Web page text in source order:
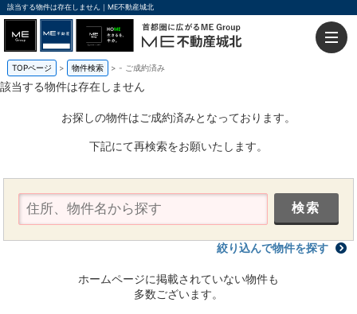
該当する物件は存在しません｜ME不動産城北
TOPページ 物件検索 - ご成約済み
該当する物件は存在しません
お探しの物件はご成約済みとなっております。
下記にて再検索をお願いたします。
絞り込んで物件を探す
ホームページに掲載されていない物件も
多数ございます。